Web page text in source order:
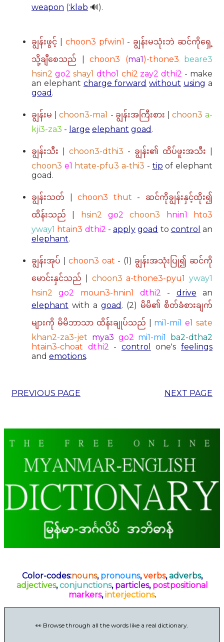
weapon (ˈkləb 🔊).
ချွန်းဖွင့် choon3 pfwin1 - ချွန်းမသုံးဘဲ ဆင်ကိုရှေ့
သို့ချီစေသည် choon3 (ma1)-thone3
beare3
hsin2 go2 shay1 dtho1 chi2 zay2 dthi2 - make
an elephant charge forward without using a
goad .
ချွန်းမ |choon3-ma1 - ချွန်းအကြီးစား |choon3 a-
kji3-za3 - large elephant goad .
ချွန်းသီး choon3-dthi3 - ချွန်း၏ ထိပ်ဖူးအသီး
choon3 e1 htate-pfu3 a-thi3 - tip of elephant
goad.
ချွန်းသတ် |choon3 thut - ဆင်ကိုချွန်းနှင့်ထိုး၍
ထိန်းသည် hsin2 go2 choon3 hnin1
hto3
yway1 htain3 dthi2 - apply goad to control an
elephant.
ချွန်းအုပ် |choon3 oat - (1) ချွန်းအသုံးပြု၍ ဆင်ကို
မောင်းနှင်သည် choon3 a-thone3-pyu1 yway1
hsin2
go2 moun3-hnin1 dthi2 - drive an
elephant with a goad . (2) မိမိ၏ စိတ်ခံစားချက်
များကို မိမိဘာသာ ထိန်းချုပ်သည် mi1-mi1 e1 sate
khan2-za3-jet mya3 go2 mi1-mi1
ba2-dtha2
htain3-choat dthi2 - control one'sfeelings
and emotions.
PREVIOUS PAGE NEXT PAGE
Color-codes:nouns, pronouns,verbs,adverbs,
adjectives,conjunctions, particles, postpositional
markers,interjections.
👀 Browse through all the words like a real dictionary.